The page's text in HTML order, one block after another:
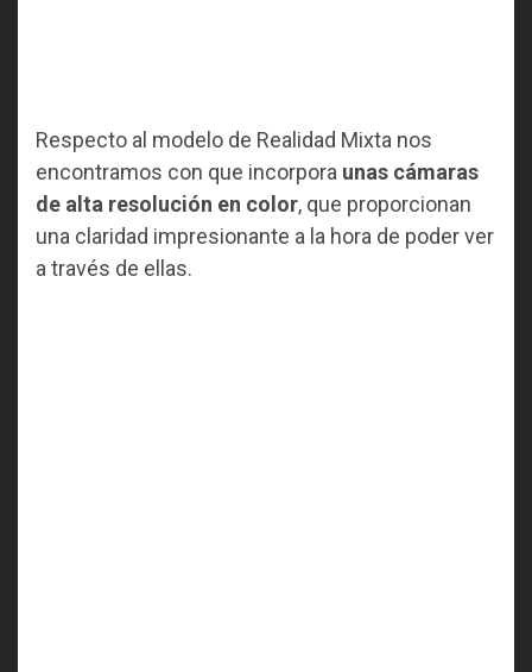
Respecto al modelo de Realidad Mixta nos
encontramos con que incorpora unas cámaras
de alta resolución en color, que proporcionan
una claridad impresionante a la hora de poder ver
a través de ellas.